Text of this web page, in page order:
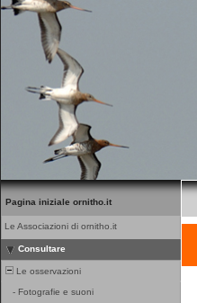
Pagina iniziale ornitho.it
Le Associazioni di ornitho.it
Consultare
Le osservazioni
- Fotografie e suoni